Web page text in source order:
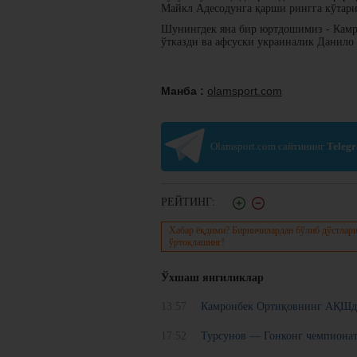
Майкл Адесодунга қарши рингга
Шунингдек яна бир юртдошимиз -
ўтказди ва афсуски украиналик
Манба : olamsport.com
Olamsport.com сайтининг
РЕЙТИНГ:
Хабар ёқдими? Биринчилардан бўлиб
ўртоқлашинг!
Ўхшаш янгиликлар
Камронбек Ортиқовнинг
Турсунов — Гонконг